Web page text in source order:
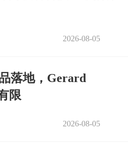
2026-08-05
落地，Gerard
限
2026-08-05